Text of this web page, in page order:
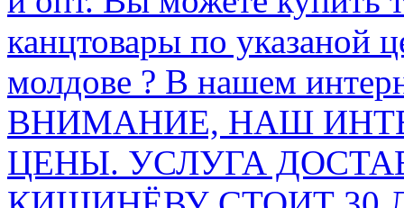
канцтовары по указаной
молдове ? В нашем
ВНИМАНИЕ, НАШ
ЦЕНЫ. УСЛУГА